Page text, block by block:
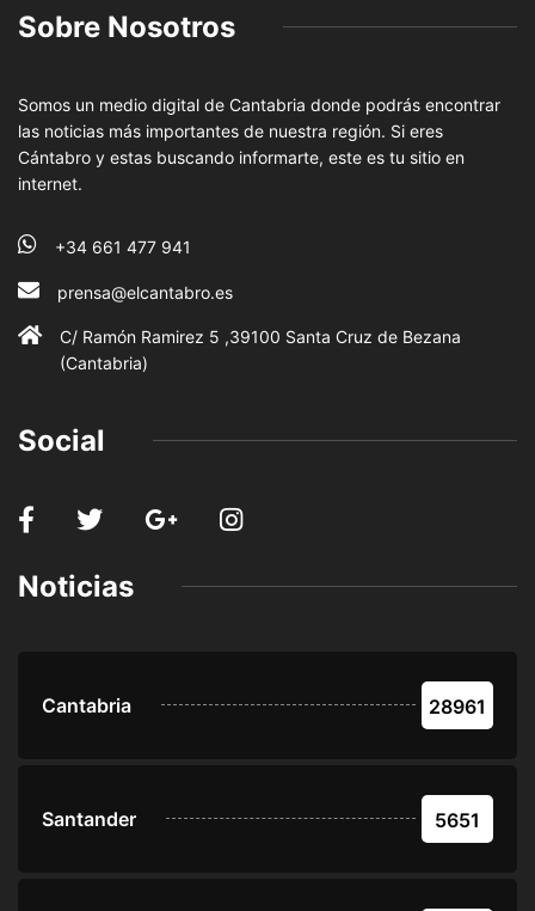
Sobre Nosotros
Somos un medio digital de Cantabria donde podrás encontrar
las noticias más importantes de nuestra región. Si eres
Cántabro y estas buscando informarte, este es tu sitio en
internet.
+34 661 477 941
prensa@elcantabro.es
C/ Ramón Ramirez 5 ,39100 Santa Cruz de Bezana
(Cantabria)
Social
Noticias
Cantabria 28961
Santander 5651